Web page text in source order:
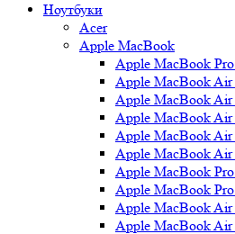
Ноутбуки
Acer
Apple MacBook
Apple MacBook
Apple MacBook
Apple MacBook
Apple MacBook
Apple MacBook
Apple MacBook
Apple MacBook
Apple MacBook
Apple MacBook
Apple MacBook